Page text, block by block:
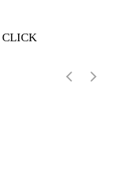
CLICK